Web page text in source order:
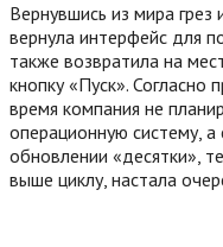
Вернувшись из мира
вернула интерфейс для
также возвратила на
кнопку «Пуск». Согласно
время компания не
операционную систему,
обновлении «десятки»,
выше циклу, настала